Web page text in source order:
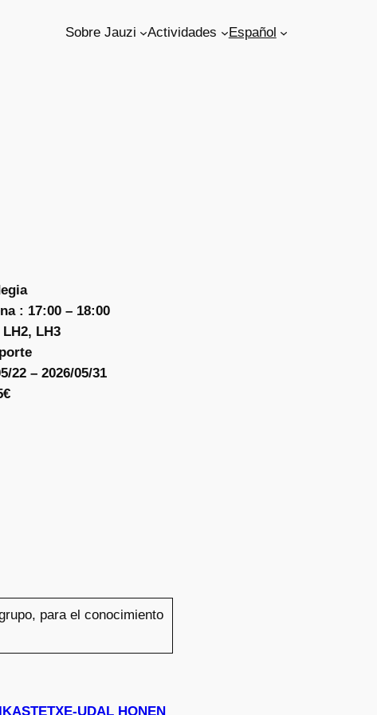
Sobre Jauzi Actividades Español
: 17:00 – 18:00
LH2, LH3
22 – 2026/05/31
para el conocimiento
UDAL HONEN